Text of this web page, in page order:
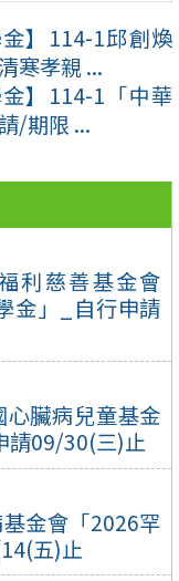
利慈善基金會
金」_自行申請
心臟病兒童基金
請09/30(三)止
基金會「2026罕
五)止
金】114-1邱創煥
寒孝親 ...
金】114-1「中華
/期限 ...